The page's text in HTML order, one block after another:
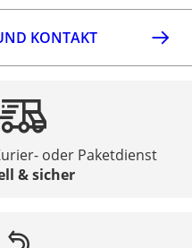
KONTAKT
oder Paketdienst
& sicher